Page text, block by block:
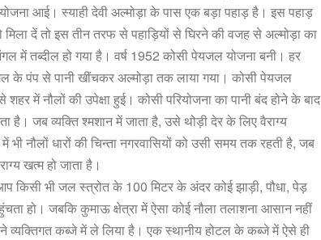
आई। स्याहीदेवीअल्मोड़ाकेपासएकबड़ापहाड़है। इसपहाड़
मिलादेंतोइसतीनतरफसेपहाड़ियोंसेघिरनेकीवजहसेअल्मोड़ाका
मेंतब्दीलहोगयाहै। वर्ष 1952 कोसीपेयजलयोजनाबनी। हर
केपंपसेपानीखींचकरअल्मोड़ातकलायागया। कोसीपेयजल
शहरमेंनौलोंकीउपेक्षाहुई। कोसीपरियोजनाकापानीबंदहोनेकेबाद
है। जबव्यक्तिश्मशानमेंजाताहै, उसे थोड़ीदेरकेलिएवैराग्य
मेंभीनौलोंधारोंकीचिन्तानगरवासियोंकोउसीसमयतकरहतीहै, जब
खत्महोजाताहै।
किसीभीजलस्त्रोतके 100 मिटरकेअंदरकोईझाड़ी, पौधा, पेड़
हो। जबकिकुमाऊक्षेत्रामेंऐसाकोईनौलातलाशनाआसाननहीं
व्यक्तिगतकब्जेमेंलेलियाहै। एकस्थानीयहोटलकेकब्जेमेंऐसेही